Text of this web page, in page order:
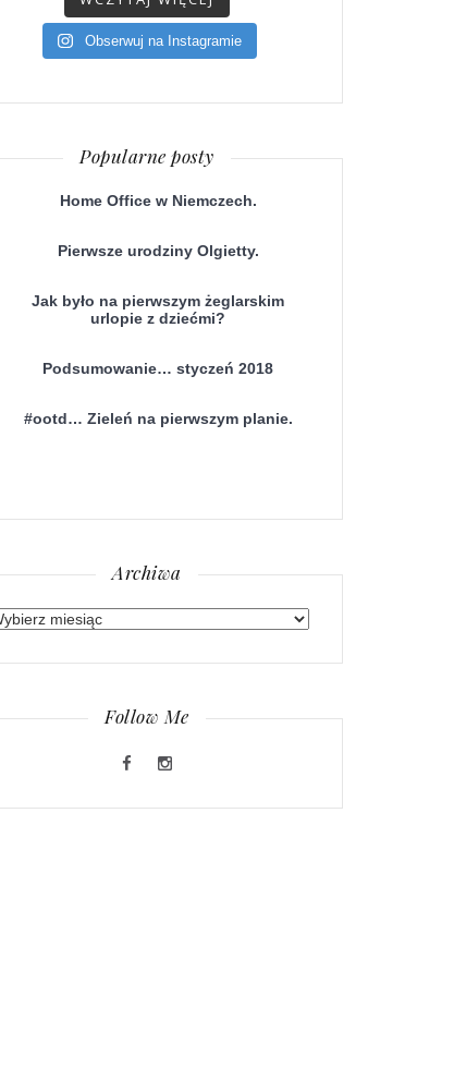
Obserwuj na Instagramie
Popularne posty
Home Office w Niemczech.
Pierwsze urodziny Olgietty.
Jak było na pierwszym żeglarskim
urlopie z dziećmi?
Podsumowanie… styczeń 2018
#ootd… Zieleń na pierwszym planie.
Archiwa
Follow Me